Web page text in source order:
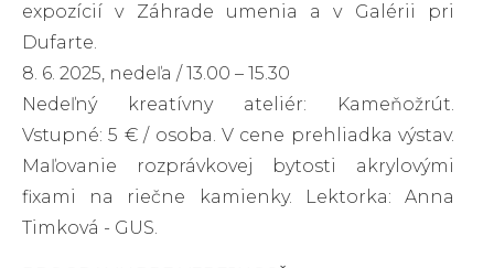
expozícií v Záhrade umenia a v Galérii pri
Dufarte.
8. 6. 2025, nedeľa / 13.00 – 15.30
Nedeľný kreatívny ateliér: Kameňožrút.
Vstupné: 5 € / osoba. V cene prehliadka výstav.
Maľovanie rozprávkovej bytosti akrylovými
fixami na riečne kamienky. Lektorka: Anna
Timková - GUS.